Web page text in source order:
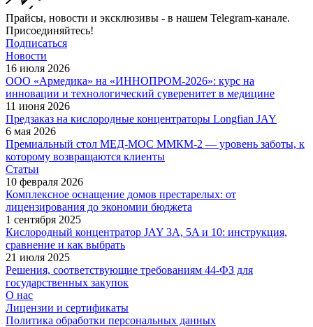
Прайсы, новости и эксклюзивы - в нашем Telegram-канале.
Присоединяйтесь!
Подписаться
Новости
16 июля 2026
ООО «Армедика» на «ИННОПРОМ-2026»: курс на
инновации и технологический суверенитет в медицине
11 июня 2026
Предзаказ на кислородные концентраторы Longfian JAY
6 мая 2026
Премиальный стол МЕД-МОС ММКМ-2 — уровень заботы, к
которому возвращаются клиенты
Статьи
10 февраля 2026
Комплексное оснащение домов престарелых: от
лицензирования до экономии бюджета
1 сентября 2025
Кислородный концентратор JAY 3A, 5A и 10: инструкция,
сравнение и как выбрать
21 июля 2025
Решения, соответствующие требованиям 44-ФЗ для
государственных закупок
О нас
Лицензии и сертификаты
Политика обработки персональных данных